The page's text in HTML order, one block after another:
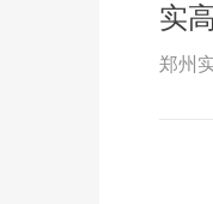
实
郑州